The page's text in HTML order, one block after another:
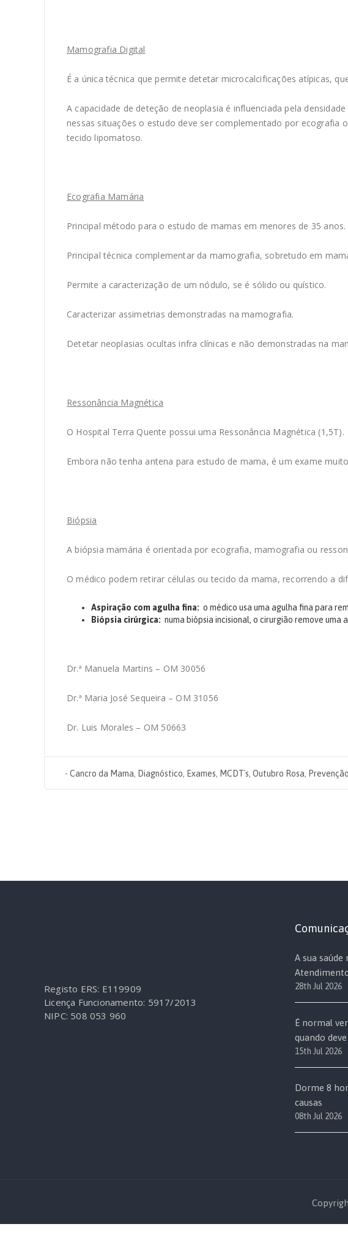
Mamografia Digital
É a única técnica que permite detetar microcalcificações atípicas,
A capacidade de deteção de neoplasia é influenciada pela
nessas situações o estudo deve ser complementado por
tecido lipomatoso.
Ecografia Mamária
Principal método para o estudo de mamas em menores de 35 anos.
Principal técnica complementar da mamografia, sobretudo em
Permite a caracterização de um nódulo, se é sólido ou quístico.
Caracterizar assimetrias demonstradas na mamografia.
Detetar neoplasias ocultas infra clínicas e não demonstradas na
Ressonância Magnética
O Hospital Terra Quente possui uma Ressonância Magnética (1,5T).
Embora não tenha antena para estudo de mama, é um exame
Biópsia
A biópsia mamária é orientada por ecografia, mamografia ou
O médico podem retirar células ou tecido da mama, recorrendo a
Aspiração com agulha fina: o médico usa uma agulha fina para
Biópsia cirúrgica: numa biópsia incisional, o cirurgião remove uma
Dr.ª Manuela Martins – OM 30056
Dr.ª Maria José Sequeira – OM 31056
Dr. Luis Morales – OM 50663
- Cancro da Mama, Diagnóstico, Exames, MCDT´s, Outubro Rosa, Prevenção
Registo ERS: E119909
Licença Funcionamento: 5917/2013
NIPC: 508 053 960
A sua
28th Jul 2026
É normal
quando
15th Jul 2026
Dorme 8
causas
08th Jul 2026